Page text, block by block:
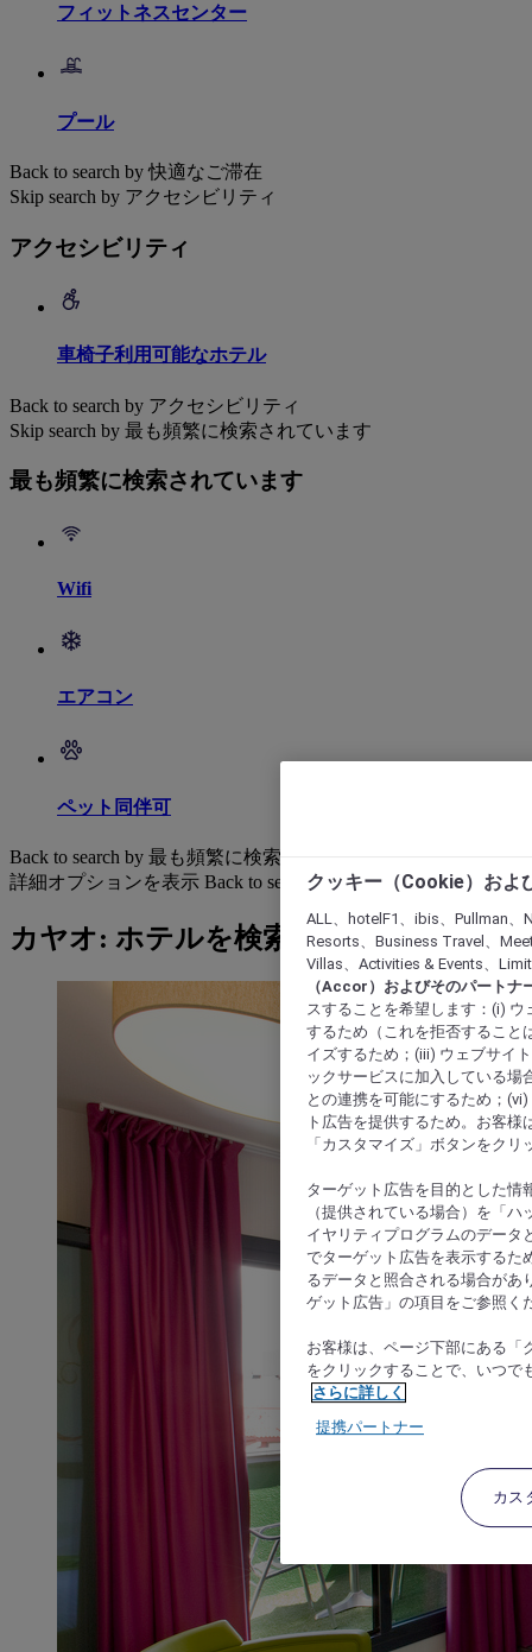
フィットネスセンター
プール
Back to search by 快適なご滞在
Skip search by アクセシビリティ
アクセシビリティ
車椅子利用可能なホテル
Back to search by アクセシビリティ
Skip search by 最も頻繁に検索されています
最も頻繁に検索されています
Wifi
エアコン
ペット同伴可
Back to search by 最も頻繁に検索されています
詳細オプションを表示 Back to search by categories
カヤオ: ホテルを検索する
クッキー（Cookie）およ
ALL、hotelF1、ibis、Pullman
Resorts、Business Travel、
Villas、Activities & Events、
（Accor）およびそのパートナ
スすることを希望します：(i)
するため（これを拒否すること
イズするため；(iii) ウェブサイ
ックサービスに加入している場
との連携を可能にするため；
ト広告を提供するため。お客
「カスタマイズ」ボタンをク
ターゲット広告を目的とした情
（提供されている場合）を「
イヤリティプログラムのデータ
でターゲット広告を表示するた
るデータと照合される場合があ
ゲット広告」の項目をご参照く
お客様は、ページ下部にある「
をクリックすることで、いつで
さらに詳しく
提携パートナー
カス